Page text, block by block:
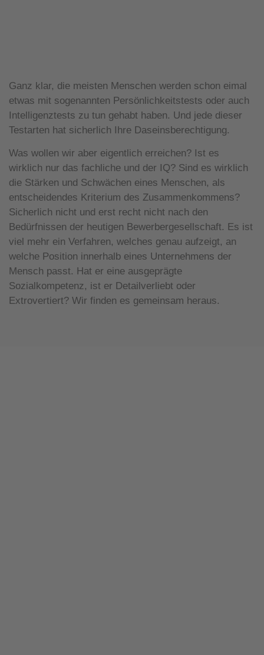
Ganz klar, die meisten Menschen werden schon eimal
etwas mit sogenannten Persönlichkeitstests oder auch
Intelligenztests zu tun gehabt haben. Und jede dieser
Testarten hat sicherlich Ihre Daseinsberechtigung.
Was wollen wir aber eigentlich erreichen? Ist es
wirklich nur das fachliche und der IQ? Sind es wirklich
die Stärken und Schwächen eines Menschen, als
entscheidendes Kriterium des Zusammenkommens?
Sicherlich nicht und erst recht nicht nach den
Bedürfnissen der heutigen Bewerbergesellschaft. Es ist
viel mehr ein Verfahren, welches genau aufzeigt, an
welche Position innerhalb eines Unternehmens der
Mensch passt. Hat er eine ausgeprägte
Sozialkompetenz, ist er Detailverliebt oder
Extrovertiert? Wir finden es gemeinsam heraus.